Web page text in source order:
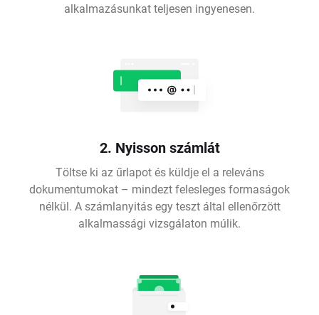
alkalmazásunkat teljesen ingyenesen.
2. Nyisson számlát
Töltse ki az űrlapot és küldje el a releváns
dokumentumokat – mindezt felesleges formaságok
nélkül. A számlanyitás egy teszt által ellenőrzött
alkalmassági vizsgálaton múlik.